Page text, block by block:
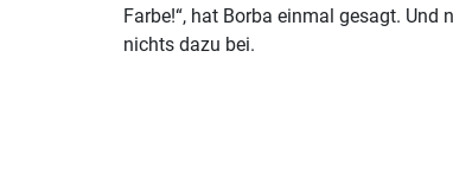
Farbe!“, hat Borba einmal gesagt.
nichts dazu bei.